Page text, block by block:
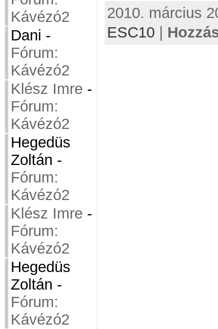
Kávézó2
Dani -
Fórum:
Kávézó2
Klész Imre -
Fórum:
Kávézó2
Hegedüs
Zoltán -
Fórum:
Kávézó2
Klész Imre -
Fórum:
Kávézó2
Hegedüs
Zoltán -
Fórum:
Kávézó2
2010. március
ESC10